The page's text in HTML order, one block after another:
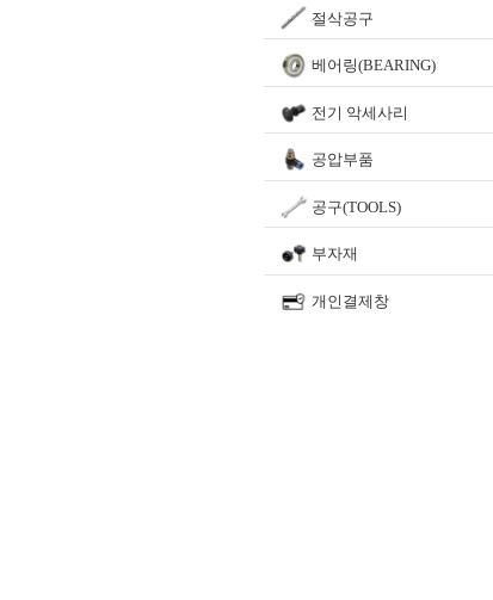
절삭공구
베어링(BEARING)
전기 악세사리
공압부품
공구(TOOLS)
부자재
개인결제창